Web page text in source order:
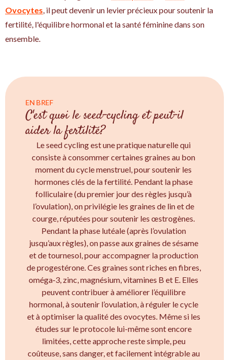
Ovocytes, il peut devenir un levier précieux pour soutenir la
fertilité, l'équilibre hormonal et la santé féminine dans son
ensemble.
EN BREF
C'est quoi le seed-cycling et peut-il
aider la fertilité?
Le seed cycling est une pratique naturelle qui
consiste à consommer certaines graines au bon
moment du cycle menstruel, pour soutenir les
hormones clés de la fertilité. Pendant la phase
folliculaire (du premier jour des règles jusqu’à
l’ovulation), on privilégie les graines de lin et de
courge, réputées pour soutenir les œstrogènes.
Pendant la phase lutéale (après l’ovulation
jusqu’aux règles), on passe aux graines de sésame
et de tournesol, pour accompagner la production
de progestérone. Ces graines sont riches en fibres,
oméga‑3, zinc, magnésium, vitamines B et E. Elles
peuvent contribuer à améliorer l’équilibre
hormonal, à soutenir l’ovulation, à réguler le cycle
et à optimiser la qualité des ovocytes. Même si les
études sur le protocole lui-même sont encore
limitées, cette approche reste simple, peu
coûteuse, sans danger, et facilement intégrable au